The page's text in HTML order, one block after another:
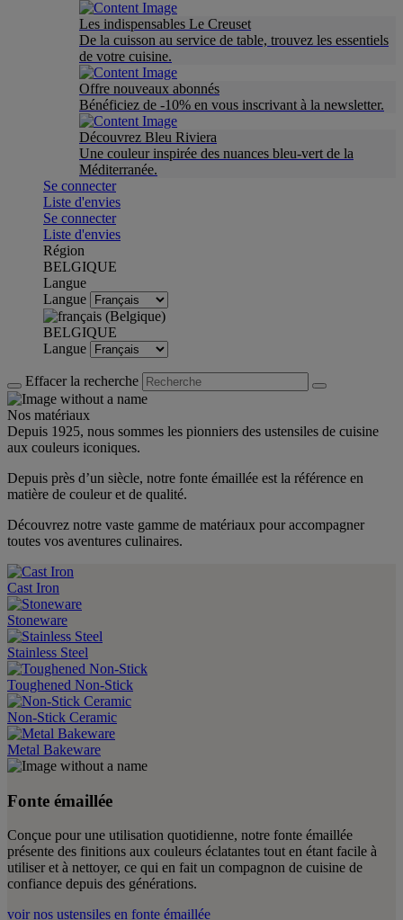
Les indispensables Le Creuset
De la cuisson au service de table, trouvez les essentiels
de votre cuisine.
Offre nouveaux abonnés
Bénéficiez de -10% en vous inscrivant à la newsletter.
Découvrez Bleu Riviera
Une couleur inspirée des nuances bleu-vert de la
Méditerranée.
Se connecter
Liste d'envies
Se connecter
Liste d'envies
Région
BELGIQUE
Langue
Langue
BELGIQUE
Langue
Effacer la recherche
Nos matériaux
Depuis 1925, nous sommes les pionniers des ustensiles de cuisine
aux couleurs iconiques.
Depuis près d’un siècle, notre fonte émaillée est la référence en
matière de couleur et de qualité.
Découvrez notre vaste gamme de matériaux pour accompagner
toutes vos aventures culinaires.
Cast Iron
Stoneware
Stainless Steel
Toughened Non-Stick
Non-Stick Ceramic
Metal Bakeware
Fonte émaillée
Conçue pour une utilisation quotidienne, notre fonte émaillée
présente des finitions aux couleurs éclatantes tout en étant facile à
utiliser et à nettoyer, ce qui en fait un compagnon de cuisine de
confiance depuis des générations.
voir nos ustensiles en fonte émaillée